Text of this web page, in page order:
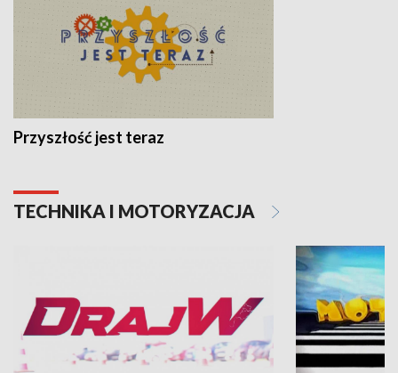
Przyszłość jest teraz
TECHNIKA I MOTORYZACJA